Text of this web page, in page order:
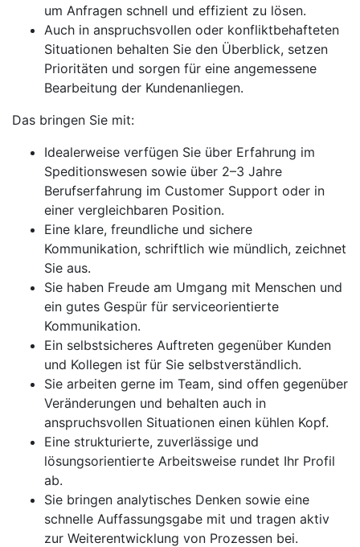
um Anfragen schnell und effizient zu lösen.
Auch in anspruchsvollen oder konfliktbehafteten
Situationen behalten Sie den Überblick, setzen
Prioritäten und sorgen für eine angemessene
Bearbeitung der Kundenanliegen.
Das bringen Sie mit:
Idealerweise verfügen Sie über Erfahrung im
Speditionswesen sowie über 2–3 Jahre
Berufserfahrung im Customer Support oder in
einer vergleichbaren Position.
Eine klare, freundliche und sichere
Kommunikation, schriftlich wie mündlich, zeichnet
Sie aus.
Sie haben Freude am Umgang mit Menschen und
ein gutes Gespür für serviceorientierte
Kommunikation.
Ein selbstsicheres Auftreten gegenüber Kunden
und Kollegen ist für Sie selbstverständlich.
Sie arbeiten gerne im Team, sind offen gegenüber
Veränderungen und behalten auch in
anspruchsvollen Situationen einen kühlen Kopf.
Eine strukturierte, zuverlässige und
lösungsorientierte Arbeitsweise rundet Ihr Profil
ab.
Sie bringen analytisches Denken sowie eine
schnelle Auffassungsgabe mit und tragen aktiv
zur Weiterentwicklung von Prozessen bei.